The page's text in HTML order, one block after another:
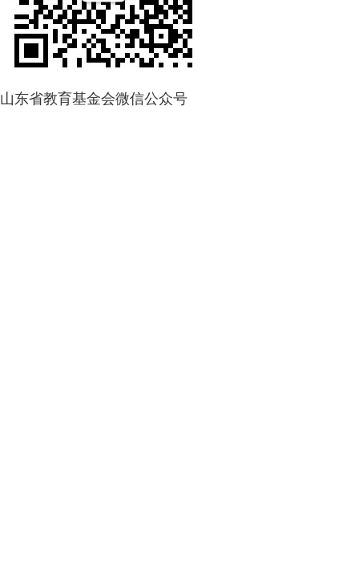
山东省教育基金会微信公众号